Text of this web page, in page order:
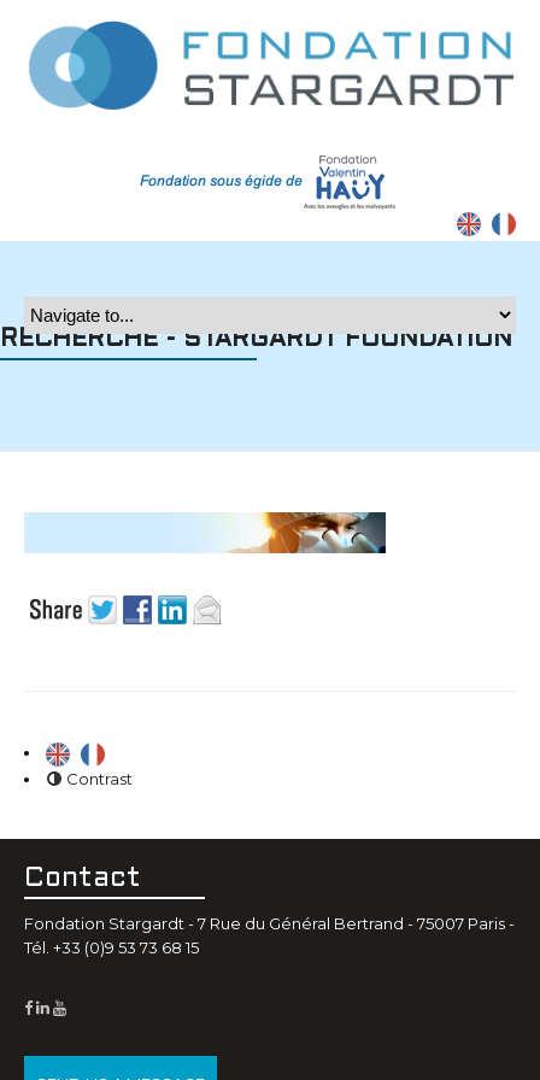
RECHERCHE - STARGARDT FOUNDATION
Contrast
Contact
Fondation Stargardt - 7 Rue du Général Bertrand - 75007 Paris -
Tél. +33 (0)9 53 73 68 15